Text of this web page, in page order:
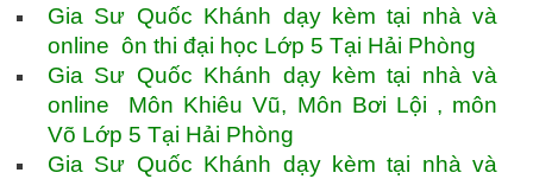
Gia Sư Quốc Khánh dạy kèm tại nhà và
online ôn thi đại học Lớp 5 Tại Hải Phòng
Gia Sư Quốc Khánh dạy kèm tại nhà và
online Môn Khiêu Vũ, Môn Bơi Lội , môn
Võ Lớp 5 Tại Hải Phòng
Gia Sư Quốc Khánh dạy kèm tại nhà và